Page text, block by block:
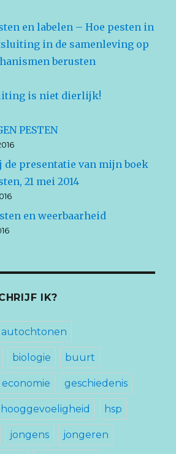
en labelen – Hoe pesten in
in de samenleving op
berusten
is niet dierlijk!
PESTEN
de presentatie van mijn boek
21 mei 2014
en weerbaarheid
IK?
autochtonen
biologie buurt
economie geschiedenis
hooggevoeligheid hsp
jongens jongeren